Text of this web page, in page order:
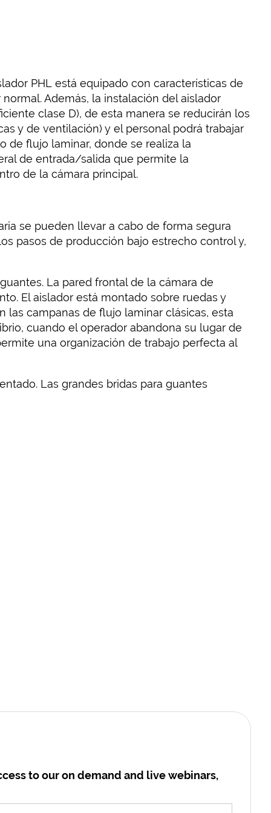
PHL está equipado con características de
Además, la instalación del aislador
clase D), de esta manera se reducirán los
y de ventilación) y el personal podrá trabajar
de flujo laminar, donde se realiza la
de entrada/salida que permite la
de la cámara principal.
se pueden llevar a cabo de forma segura
pasos de producción bajo estrecho control y,
La pared frontal de la cámara de
El aislador está montado sobre ruedas y
campanas de flujo laminar clásicas, esta
cuando el operador abandona su lugar de
una organización de trabajo perfecta al
Las grandes bridas para guantes
to our on demand and live webinars,